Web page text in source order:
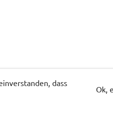
dass
Ok,